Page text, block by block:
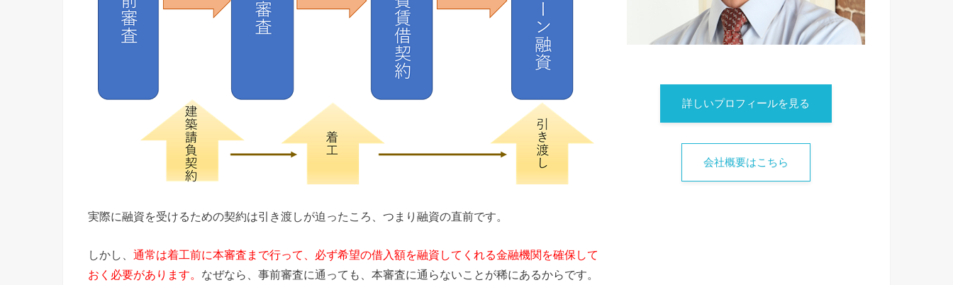
実際に融資を受けるための契約は引き渡しが迫ったころ、つまり融資の直前です。
しかし、 通常は着工前に本審査まで行って、必ず希望の借入額を融資してくれる金融機関を確保して
おく必要があります。 なぜなら、事前審査に通っても、本審査に通らないことが稀にあるからです。
詳しいプロフィールを見る
会社概要はこちら